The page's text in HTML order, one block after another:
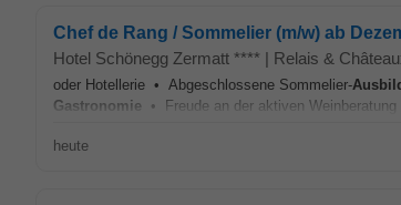
Chef de Rang / Sommelier (m/w) ab
Hotel Schönegg Zermatt **** | Relais &
oder Hotellerie • Abgeschlossene Sommelier-
Gastronomie • Freude an der aktiven
heute